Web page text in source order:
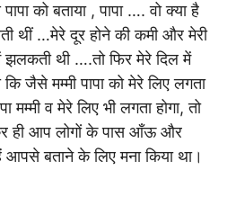
को बताया , पापा …. वो क्या है
थीं …मेरे दूर होने की कमी और मेरी
झलकती थी ….तो फिर मेरे दिल में
जैसे मम्मी पापा को मेरे लिए लगता
मम्मी व मेरे लिए भी लगता होगा, तो
ही आप लोगों के पास आँऊ और
आपसे बताने के लिए मना किया था।